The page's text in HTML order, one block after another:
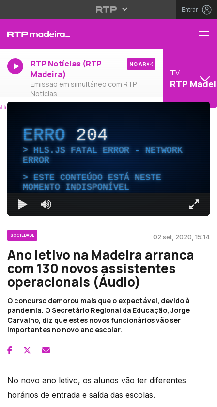
Entrar
RTP Notícias (RTP
Madeira)
Emissão em simultâneo com RTP
Notícias
NO AR
TV
RTP
ERRO204
HLS.JS FATAL ERROR - NETWORK
ERROR
ESTE CONTEÚDO ESTÁ NESTE
MOMENTO INDISPONÍVEL
SOCIEDADE 02 set, 2020, 15:14
Ano letivo na Madeira arranca
com 130 novos assistentes
operacionais (Áudio)
O concurso demorou mais que o expectável, devido à
pandemia. O Secretário Regional da Educação, Jorge
Carvalho, diz que estes novos funcionários vão ser
importantes no novo ano escolar.
No novo ano letivo, os alunos vão ter diferentes
horários de entrada e saída das escolas.